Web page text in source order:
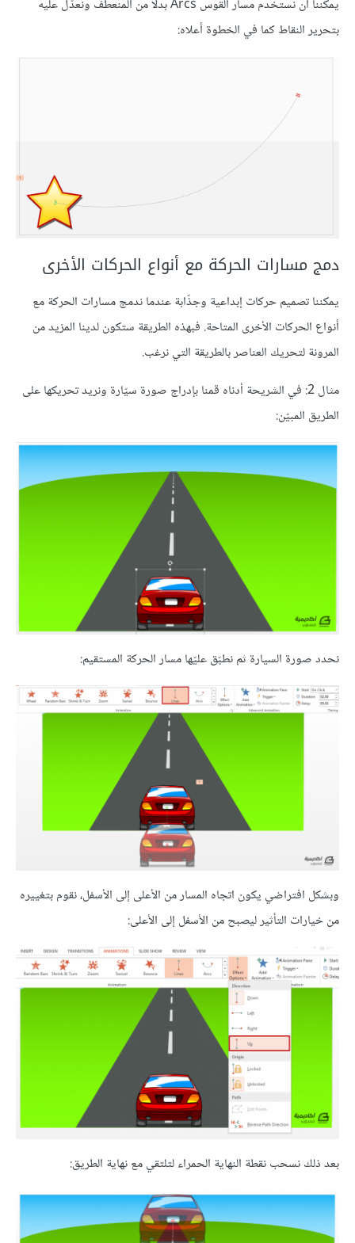
يمكننا أن نستخدم مسار القوس Arcs بدلًا من المنعطف ونعدّل عليه
بتحرير النقاط كما في الخطوة أعلاه:
دمج مسارات الحركة مع أنواع الحركات الأخرى
يمكننا تصميم حركات إبداعية وجذّابة عندما ندمج مسارات الحركة مع
أنواع الحركات الأخرى المتاحة. فبهذه الطريقة ستكون لدينا المزيد من
المرونة لتحريك العناصر بالطريقة التي نرغب.
مثال 2: في الشريحة أدناه قمنا بإدراج صورة سيّارة ونريد تحريكها على
الطريق المبيّن:
نحدد صورة السيارة ثم نطبّق عليّها مسار الحركة المستقيم:
وبشكل افتراضي يكون اتجاه المسار من الأعلى إلى الأسفل، نقوم بتغييره
من خيارات التأثير ليصبح من الأسفل إلى الأعلى:
بعد ذلك نسحب نقطة النهاية الحمراء لتلتقي مع نهاية الطريق: